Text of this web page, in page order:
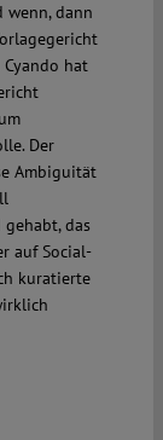
dann
hat
Der
Ambiguität
das
auf Social-
kuratierte